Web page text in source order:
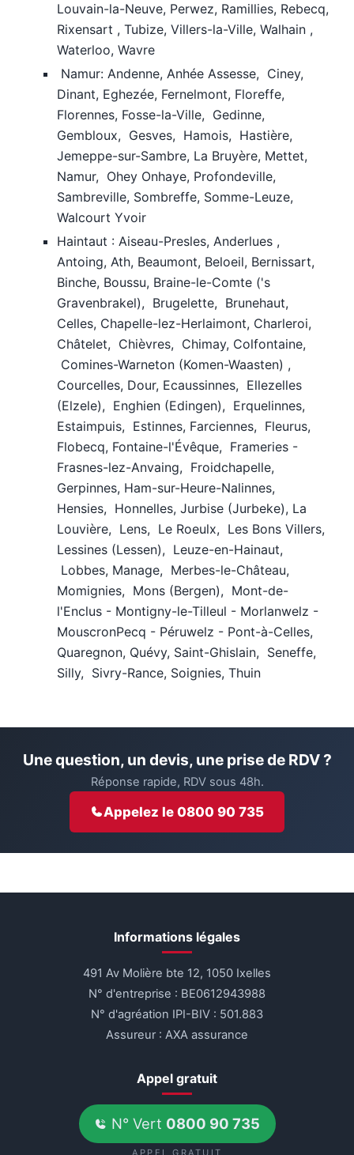
Louvain-la-Neuve, Perwez, Ramillies, Rebecq,
Rixensart , Tubize, Villers-la-Ville, Walhain ,
Waterloo, Wavre
Namur: Andenne, Anhée Assesse, Ciney,
Dinant, Eghezée, Fernelmont, Floreffe,
Florennes, Fosse-la-Ville, Gedinne,
Gembloux, Gesves, Hamois, Hastière,
Jemeppe-sur-Sambre, La Bruyère, Mettet,
Namur, Ohey Onhaye, Profondeville,
Sambreville, Sombreffe, Somme-Leuze,
Walcourt Yvoir
Haintaut : Aiseau-Presles, Anderlues ,
Antoing, Ath, Beaumont, Beloeil, Bernissart,
Binche, Boussu, Braine-le-Comte ('s
Gravenbrakel), Brugelette, Brunehaut,
Celles, Chapelle-lez-Herlaimont, Charleroi,
Châtelet, Chièvres, Chimay, Colfontaine,
Comines-Warneton (Komen-Waasten) ,
Courcelles, Dour, Ecaussinnes, Ellezelles
(Elzele), Enghien (Edingen), Erquelinnes,
Estaimpuis, Estinnes, Farciennes, Fleurus,
Flobecq, Fontaine-l'Évêque, Frameries -
Frasnes-lez-Anvaing, Froidchapelle,
Gerpinnes, Ham-sur-Heure-Nalinnes,
Hensies, Honnelles, Jurbise (Jurbeke), La
Louvière, Lens, Le Roeulx, Les Bons Villers,
Lessines (Lessen), Leuze-en-Hainaut,
Lobbes, Manage, Merbes-le-Château,
Momignies, Mons (Bergen), Mont-de-
l'Enclus - Montigny-le-Tilleul - Morlanwelz -
MouscronPecq - Péruwelz - Pont-à-Celles,
Quaregnon, Quévy, Saint-Ghislain, Seneffe,
Silly, Sivry-Rance, Soignies, Thuin
Une question, un devis, une prise de RDV ?
Réponse rapide, RDV sous 48h.
Appelez le 0800 90 735
Informations légales
491 Av Molière bte 12, 1050 Ixelles
N° d'entreprise : BE0612943988
N° d'agréation IPI-BIV : 501.883
Assureur : AXA assurance
Appel gratuit
N° Vert 0800 90 735